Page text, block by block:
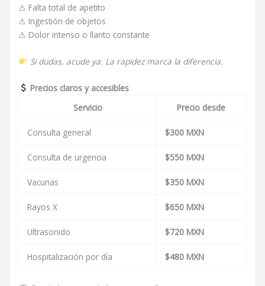
⚠ Falta total de apetito
⚠ Ingestión de objetos
⚠ Dolor intenso o llanto constante
Si dudas, acude ya. La rapidez marca la diferencia.
Precios claros y accesibles
Servicio
Precio desde
Consulta general $300 MXN
Consulta de urgencia $550 MXN
Vacunas $350 MXN
Rayos X $650 MXN
Ultrasonido $720 MXN
Hospitalización por día $480 MXN